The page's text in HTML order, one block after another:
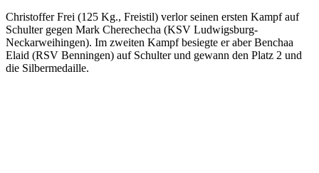
Christoffer Frei (125 Kg., Freistil) verlor seinen ersten Kampf auf
Schulter gegen Mark Cherechecha (KSV Ludwigsburg-
Neckarweihingen). Im zweiten Kampf besiegte er aber Benchaa
Elaid (RSV Benningen) auf Schulter und gewann den Platz 2 und
die Silbermedaille.